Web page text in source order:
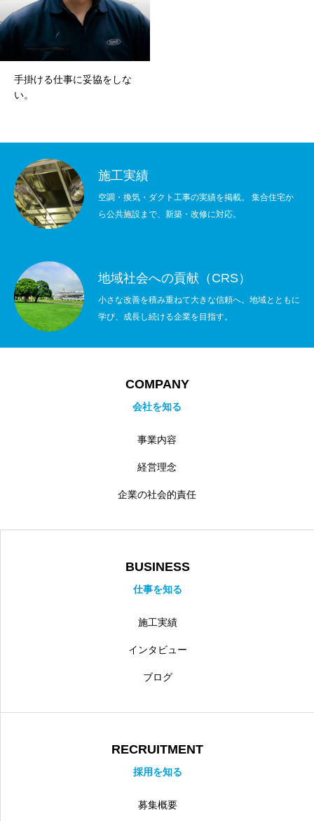
横浜グランドスラム企業
募集概要
インタビュー
BUSINESS
2022年度
2024年度
2025年度
BUSINESS
手掛ける仕事に妥協をしな
い。
施工実績
空調・換気・ダクト工事の実績を掲載。 集合住宅か
ら公共施設まで、新築・改修に対応。
地域社会への貢献（CRS）
小さな改善を積み重ねて大きな信頼へ。地域とともに
学び、成長し続ける企業を目指す。
COMPANY
会社を知る
事業内容
経営理念
企業の社会的責任
BUSINESS
仕事を知る
施工実績
インタビュー
ブログ
RECRUITMENT
採用を知る
募集概要